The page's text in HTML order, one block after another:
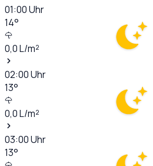
01:00Uhr
14°
0,0L/m²
02:00Uhr
13°
0,0L/m²
03:00Uhr
13°